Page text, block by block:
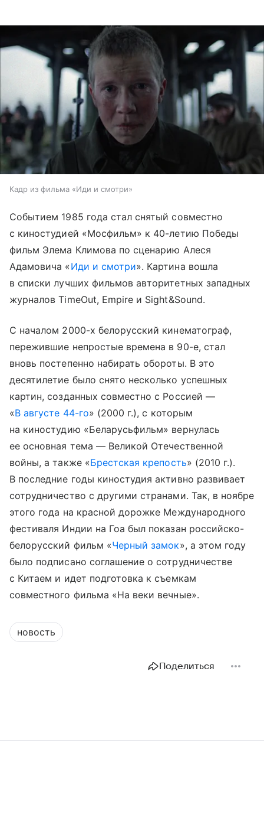
Кадр из фильма «Иди и смотри»
Событием 1985 года стал снятый совместно
с киностудией «Мосфильм» к 40-летию Победы
фильм Элема Климова по сценарию Алеся
Адамовича «Иди и смотри». Картина вошла
в списки лучших фильмов авторитетных западных
журналов TimeOut, Empire и Sight&Sound.
С началом 2000-х белорусский кинематограф,
пережившие непростые времена в 90-е, стал
вновь постепенно набирать обороты. В это
десятилетие было снято несколько успешных
картин, созданных совместно с Россией —
«В августе 44-го» (2000 г.), с которым
на киностудию «Беларусьфильм» вернулась
ее основная тема — Великой Отечественной
войны, а также «Брестская крепость» (2010 г.).
В последние годы киностудия активно развивает
сотрудничество с другими странами. Так, в ноябре
этого года на красной дорожке Международного
фестиваля Индии на Гоа был показан российско-
белорусский фильм «Черный замок», а этом году
было подписано соглашение о сотрудничестве
с Китаем и идет подготовка к съемкам
совместного фильма «На веки вечные».
новость
Поделиться